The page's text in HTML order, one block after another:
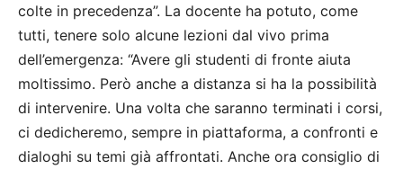
colte in precedenza”. La docente ha potuto, come
tutti, tenere solo alcune lezioni dal vivo prima
dell’emergenza: “Avere gli studenti di fronte aiuta
moltissimo. Però anche a distanza si ha la possibilità
di intervenire. Una volta che saranno terminati i corsi,
ci dedicheremo, sempre in piattaforma, a confronti e
dialoghi su temi già affrontati. Anche ora consiglio di